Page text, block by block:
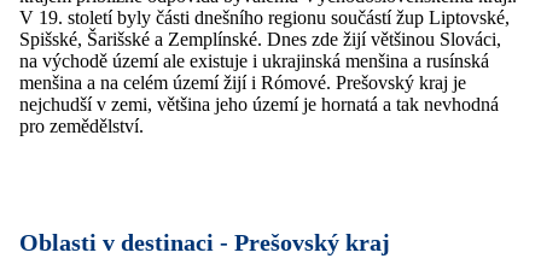
V 19. století byly části dnešního regionu součástí žup Liptovské,
Spišské, Šarišské a Zemplínské. Dnes zde žijí většinou Slováci,
na východě území ale existuje i ukrajinská menšina a rusínská
menšina a na celém území žijí i Rómové. Prešovský kraj je
nejchudší v zemi, většina jeho území je hornatá a tak nevhodná
pro zemědělství.
Oblasti v destinaci - Prešovský kraj